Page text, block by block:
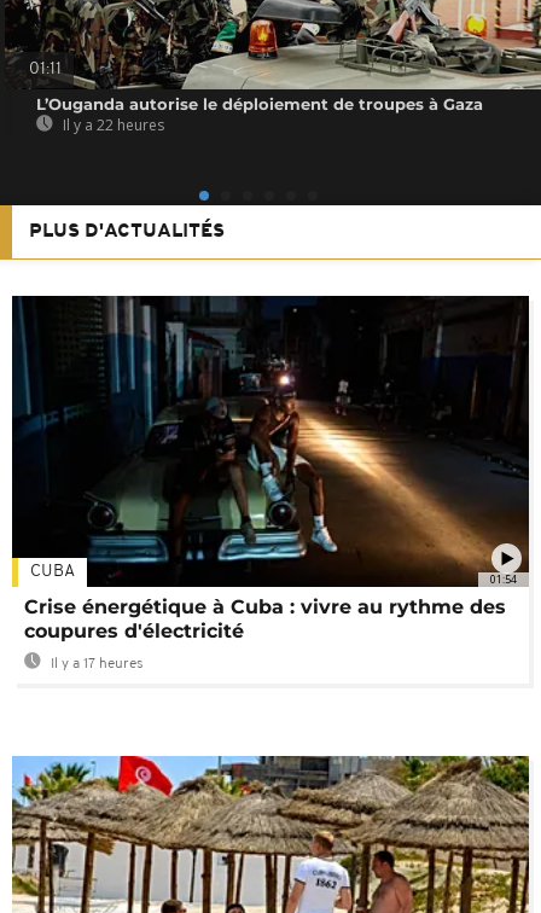
01:11
L’Ouganda autorise le déploiement de troupes à Gaza
Il y a 22 heures
PLUS D'ACTUALITÉS
01:54
CUBA
Crise énergétique à Cuba : vivre au rythme des
coupures d'électricité
Il y a 17 heures